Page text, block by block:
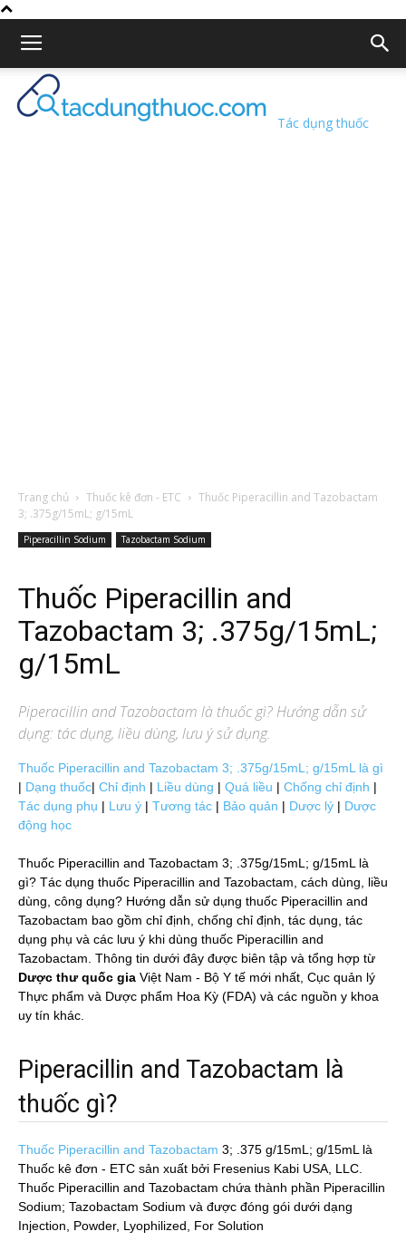
Tác dụng thuốc
Trang chủ Thuốc kê đơn - ETC
Thuốc Piperacillin and Tazobactam
3; .375g/15mL; g/15mL
Piperacillin Sodium Tazobactam Sodium
Thuốc Piperacillin and
Tazobactam 3; .375g/15mL;
g/15mL
Piperacillin and Tazobactam là thuốc gì? Hướng dẫn sử
dụng: tác dụng, liều dùng, lưu ý sử dụng.
Thuốc Piperacillin and Tazobactam 3; .375g/15mL; g/15mL là gì
| Dạng thuốc| Chỉ định | Liều dùng | Quá liều | Chống chỉ định |
Tác dụng phụ | Lưu ý | Tương tác | Bảo quản | Dược lý | Dược
động học
Thuốc Piperacillin and Tazobactam 3; .375g/15mL; g/15mL là
gì? Tác dụng thuốc Piperacillin and Tazobactam, cách dùng, liều
dùng, công dụng? Hướng dẫn sử dụng thuốc Piperacillin and
Tazobactam bao gồm chỉ định, chống chỉ định, tác dụng, tác
dụng phụ và các lưu ý khi dùng thuốc Piperacillin and
Tazobactam. Thông tin dưới đây được biên tập và tổng hợp từ
Dược thư quốc gia Việt Nam - Bộ Y tế mới nhất, Cục quản lý
Thực phẩm và Dược phẩm Hoa Kỳ (FDA) và các nguồn y khoa
uy tín khác.
Piperacillin and Tazobactam là
thuốc gì?
Thuốc Piperacillin and Tazobactam 3; .375 g/15mL; g/15mL là
Thuốc kê đơn - ETC sản xuất bởi Fresenius Kabi USA, LLC.
Thuốc Piperacillin and Tazobactam chứa thành phần Piperacillin
Sodium; Tazobactam Sodium và được đóng gói dưới dạng
Injection, Powder, Lyophilized, For Solution